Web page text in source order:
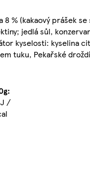
% (kakaový prášek
jedlá sůl,
kyselosti: kyselina
tuku, Pekařské
/